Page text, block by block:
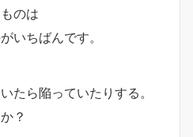
のは
いちばんです。
たら陥っていたりする。
？